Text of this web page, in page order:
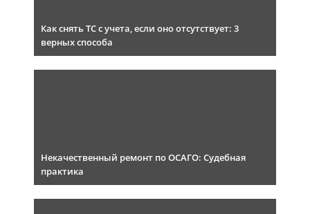
Как снять ТС с учета, если оно отсутствует: 3
верных способа
Некачественный ремонт по ОСАГО: Судебная
практика